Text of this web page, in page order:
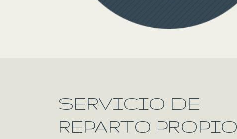
SERVICIO DE
REPARTO PROPIO